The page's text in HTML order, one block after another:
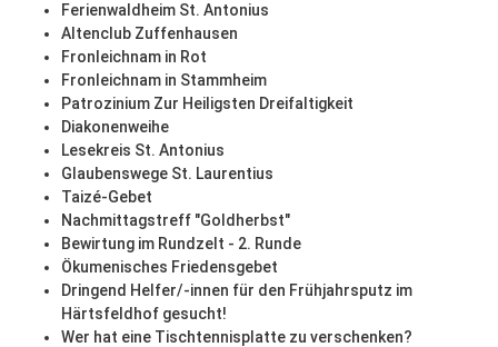
Ferienwaldheim St. Antonius
Altenclub Zuffenhausen
Fronleichnam in Rot
Fronleichnam in Stammheim
Patrozinium Zur Heiligsten Dreifaltigkeit
Diakonenweihe
Lesekreis St. Antonius
Glaubenswege St. Laurentius
Taizé-Gebet
Nachmittagstreff "Goldherbst"
Bewirtung im Rundzelt - 2. Runde
Ökumenisches Friedensgebet
Dringend Helfer/-innen für den Frühjahrsputz im
Härtsfeldhof gesucht!
Wer hat eine Tischtennisplatte zu verschenken?